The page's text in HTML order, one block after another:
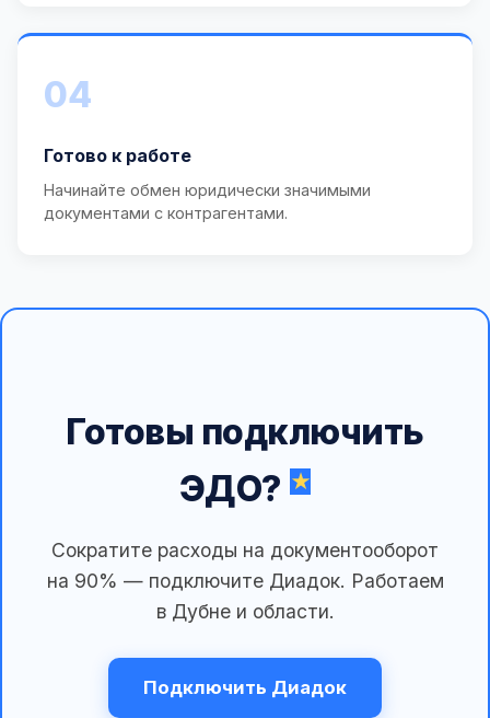
04
Готово к работе
Начинайте обмен юридически значимыми
документами с контрагентами.
Готовы подключить
ЭДО?
Сократите расходы на документооборот
на 90% — подключите Диадок. Работаем
в Дубне и области.
Подключить Диадок